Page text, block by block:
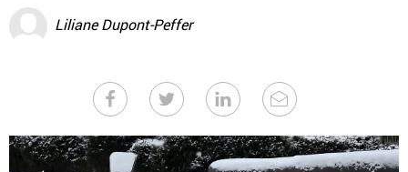
Liliane Dupont-Peffer